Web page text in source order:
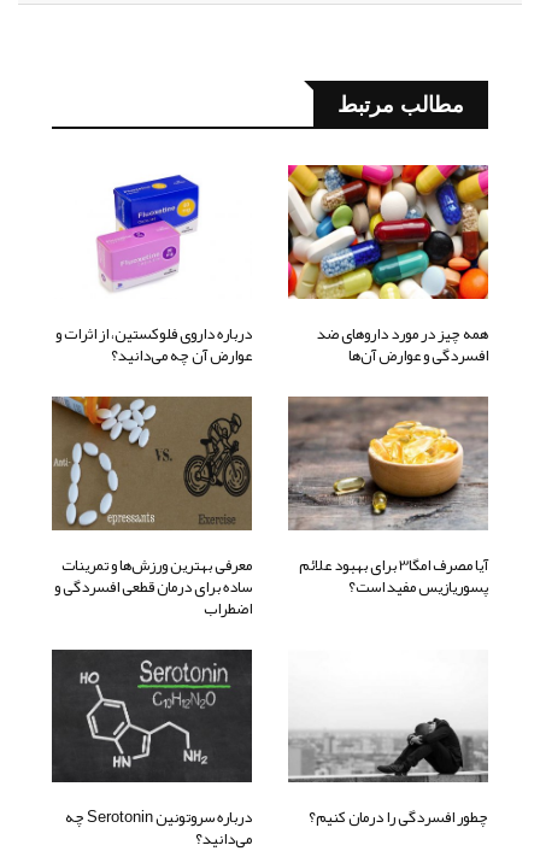
مطالب مرتبط
همه چیز در مورد داروهای ضد
افسردگی و عوارض آن‌ها
درباره داروی فلوکستین، از اثرات و
عوارض آن چه می‌دانید؟
آیا مصرف امگا3 برای بهبود علائم
پسوریازیس مفید است؟
معرفی بهترین ورزش‌ها و تمرینات
ساده برای درمان قطعی افسردگی و
اضطراب
چطور افسردگی را درمان کنیم؟ درباره سروتونین Serotonin چه
می‌دانید؟